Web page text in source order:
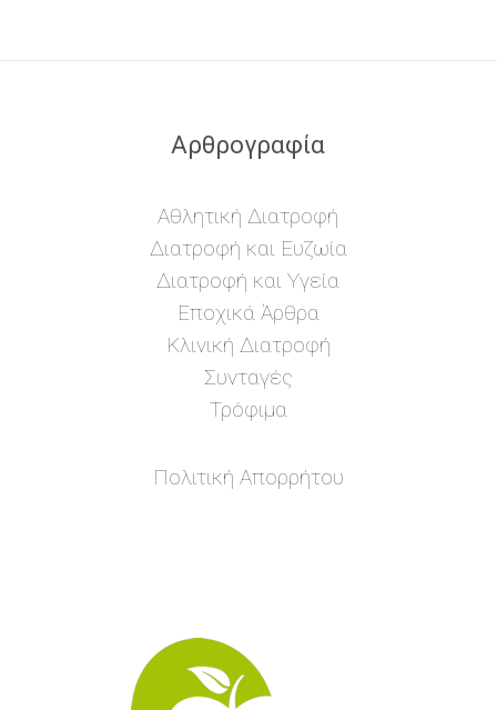
Αρθρογραφία
Αθλητική Διατροφή
Διατροφή και Ευζωία
Διατροφή και Υγεία
Εποχικά Άρθρα
Κλινική Διατροφή
Συνταγές
Τρόφιμα
Πολιτική Απορρήτου